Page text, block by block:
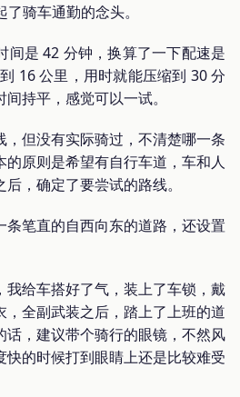
骑车通勤的念头。
间是 42 分钟，换算了一下配速是
16 公里，用时就能压缩到 30 分
持平，感觉可以一试。
但没有实际骑过，不清楚哪一条
原则是希望有自行车道，车和人
，确定了要尝试的路线。
笔直的自西向东的道路，还设置
我给车搭好了气，装上了车锁，戴
全副武装之后，踏上了上班的道
话，建议带个骑行的眼镜，不然风
的时候打到眼睛上还是比较难受